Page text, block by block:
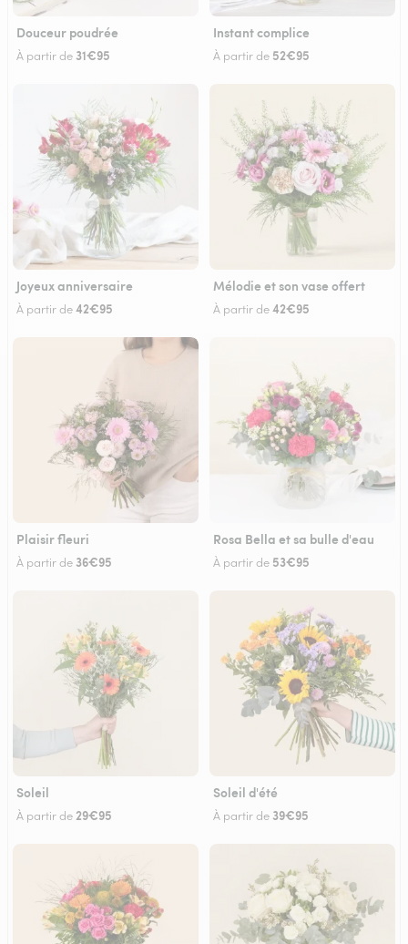
Douceur poudrée
À partir de 31€95
Instant complice
À partir de 52€95
Joyeux anniversaire
À partir de42€95
Mélodie et son vase offert
À partir de42€95
Plaisir fleuri
À partir de 36€95
Rosa Bella et sa bulle d'eau
À partir de 53€95
Soleil
À partir de29€95
Soleil d'été
À partir de 39€95